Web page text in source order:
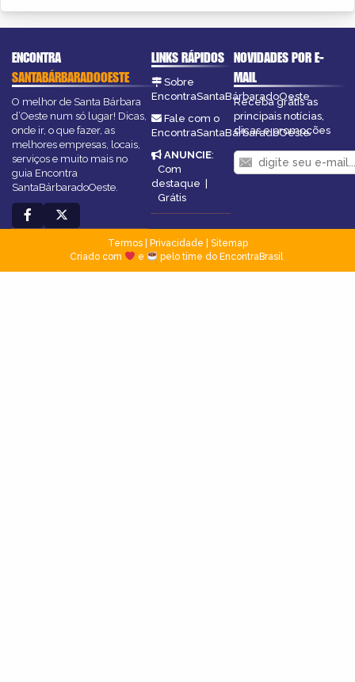
ENCONTRA
SANTABÁRBARADOOESTE
O melhor de Santa Bárbara
d’Oeste num só lugar! Dicas,
onde ir, o que fazer, as
melhores empresas, locais,
serviços e muito mais no
guia Encontra
SantaBárbaradoOeste.
LINKS RÁPIDOS
Sobre
EncontraSantaBárbaradoOeste
Fale com o
EncontraSantaBárbaradoOeste
ANUNCIE:
Com
destaque |
Grátis
NOVIDADES POR E-
MAIL
Receba grátis as
principais notícias,
dicas e promoções
Termos| Privacidade
Sitemap
Criado com
e pelo time do EncontraBrasil